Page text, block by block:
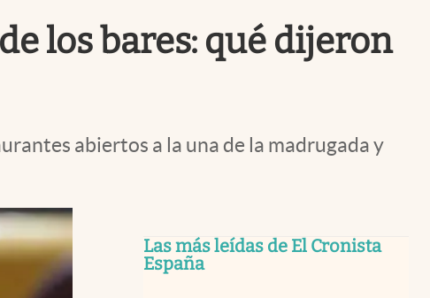
los bares: qué dijeron
abiertos a la una de la madrugada y
Las más leídas de El Cronista
España